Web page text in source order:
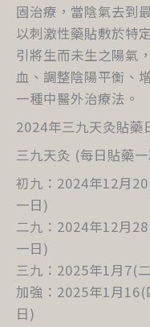
固治療，當陰氣去到
以刺激性藥貼敷於特
引將生而未生之陽氣
血、調整陰陽平衡、
一種中醫外治療法。
2024年三九天灸貼藥
三九天灸 (每日貼藥
初九：2024年12月
一日)
二九：2024年12月
一日)
三九：2025年1月7(
加強：2025年1月
日)